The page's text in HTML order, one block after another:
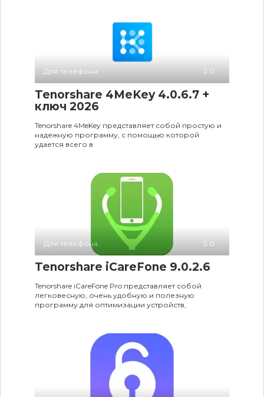
Для телефона 0
Tenorshare 4MeKey 4.0.6.7 +
ключ 2026
Tenorshare 4MeKey представляет собой простую и
надежную программу, с помощью которой
удается всего в
Для телефона 0
Tenorshare iCareFone 9.0.2.6
Tenorshare iCareFone Pro представляет собой
легковесную, очень удобную и полезную
программу для оптимизации устройств,